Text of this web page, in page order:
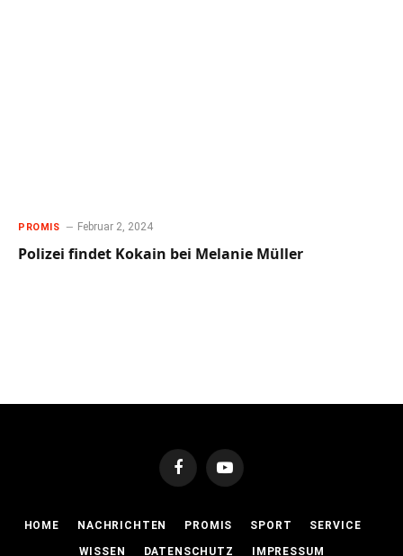
PROMIS Februar 2, 2024
Polizei findet Kokain bei Melanie Müller
FacebookYouTube
HOME NACHRICHTEN PROMIS SPORT SERVICE
WISSEN DATENSCHUTZ IMPRESSUM